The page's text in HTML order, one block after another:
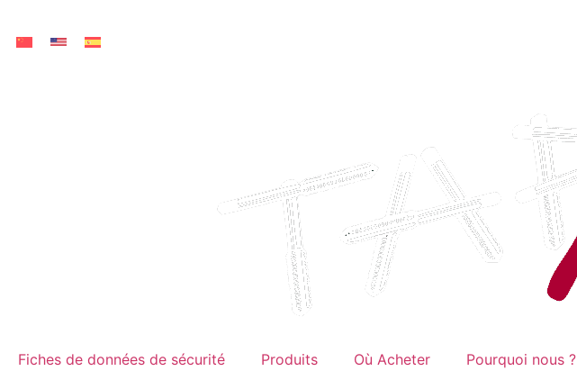
Fiches de données de sécurité Produits Où Acheter Pourquoi nous ?